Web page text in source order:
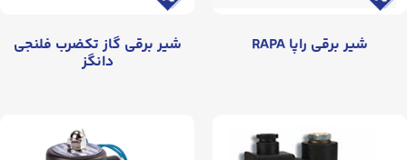
شیر برقی راپا RAPA شیر برقی گاز تکضرب فلنجی
دانگز